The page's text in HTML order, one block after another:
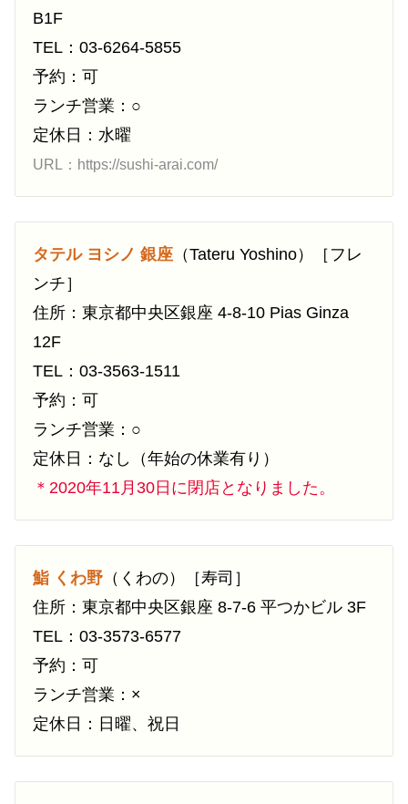
B1F
TEL：03-6264-5855
予約：可
ランチ営業：○
定休日：水曜
URL：https://sushi-arai.com/
タテル ヨシノ 銀座 （Tateru Yoshino）［フレ
ンチ］
住所：東京都中央区銀座 4-8-10 Pias Ginza
12F
TEL：03-3563-1511
予約：可
ランチ営業：○
定休日：なし（年始の休業有り）
＊2020年11月30日に閉店となりました。
鮨 くわ野 （くわの）［寿司］
住所：東京都中央区銀座 8-7-6 平つかビル 3F
TEL：03-3573-6577
予約：可
ランチ営業：×
定休日：日曜、祝日